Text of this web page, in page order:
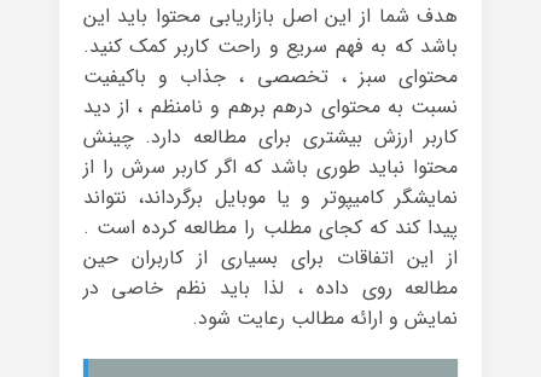
هدف شما از این اصل بازاریابی محتوا باید این
باشد که به فهم سریع و راحت کاربر کمک کنید.
محتوای سبز ، تخصصی ، جذاب و باکیفیت
نسبت به محتوای درهم برهم و نامنظم ، از دید
کاربر ارزش بیشتری برای مطالعه دارد. چینش
محتوا نباید طوری باشد که اگر کاربر سرش را از
نمایشگر کامیپوتر و یا موبایل برگرداند، نتواند
پیدا کند که کجای مطلب را مطالعه کرده است .
از این اتفاقات برای بسیاری از کاربران حین
مطالعه روی داده ، لذا باید نظم خاصی در
نمایش و ارائه مطالب رعایت شود.